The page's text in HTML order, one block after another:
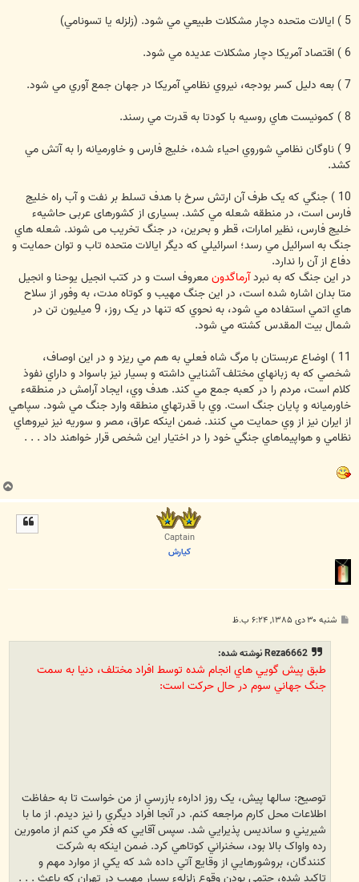
5 ) ايالات متحده دچار مشکلات طبيعي مي شود. (زلزله يا تسونامي)
6 ) اقتصاد آمريکا دچار مشکلات عديده مي شود.
7 ) بعه دليل کسر بودجه، نيروي نظامي آمريکا در جهان جمع آوري مي شود.
8 ) کمونيست هاي روسيه با کودتا به قدرت مي رسند.
9 ) ناوگان نظامي شوروي احياء شده، خليج فارس و خاورميانه را به آتش مي
کشد.
10 ) جنگي که يک طرف آن ارتش سرخ با هدف تسلط بر نفت و آب راه خليج
فارس است، در منطقه شعله مي کشد. بسیاری از کشورهای عربی حاشیهء
خلیج فارس، نظیر امارات، قطر و بحرین، در جنگ تخریب می شوند. شعله هاي
جنگ به اسرائيل مي رسد؛ اسرائيلي که ديگر ايالات متحده تاب و توان حمايت و
دفاع از آن را ندارد.
در اين جنگ که به نبردآرماگدونمعروف است و در کتب انجيل يوحنا و انجیل
متا بدان اشاره شده است، در این جنگ مهیب و کوتاه مدت، به وفور از سلاح
هاي اتمي استفاده مي شود، به نحوي که تنها در يک روز، 9 ميليون تن در
شمال بیت المقدس کشته مي شود.
11 ) اوضاع عربستان با مرگ شاه فعلي به هم مي ريزد و در اين اوصاف،
شخصي که به زبانهاي مختلف آشنايي داشته و بسيار نيز باسواد و داراي نفوذ
کلام است، مردم را در کعبه جمع مي کند. هدف وي، ايجاد آرامش در منطقهء
خاورميانه و پايان جنگ است. وي با قدرتهاي منطقه وارد جنگ مي شود. سپاهي
از ايران نيز از وي حمايت مي کنند. ضمن اينکه عراق، مصر و سوريه نيز نيروهاي
نظامي و هواپيماهاي جنگي خود را در اختيار اين شخص قرار خواهند داد . . .
ب
ا
Captain
كيارش
پ شنبه ۳۰ دی ۱۳۸۵, ۶:۲۴ ب.ظ
Reza6662 نوشته شده:
طبق پيش گويي هاي انجام شده توسط افراد مختلف، دنيا به سمت
جنگ جهاني سوم در حال حرکت است:
توصيح: سالها پيش، يک روز ادارهء بازرسي از من خواست تا به حفاظت
اطلاعات محل کارم مراجعه کنم. در آنجا افراد ديگري را نيز ديدم. از ما با
شيريني و سانديس پذيرايي شد. سپس آقايي که فکر مي کنم از مامورين
رده واواک بالا بود، سخنراني کوتاهي کرد. ضمن اينکه به شرکت
کنندگان، بروشورهايي از وقايع آتي داده شد که يکي از موارد مهم و
تاکيد شده، حتمي بودن وقوع زلزلهء بسيار مهيب در تهران که باعث . . .